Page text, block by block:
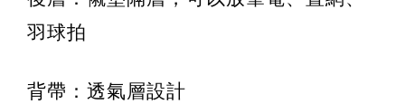
羽球拍
背帶：透氣層設計